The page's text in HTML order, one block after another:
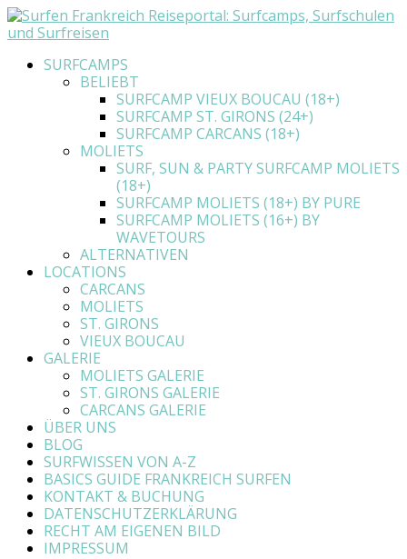
SURFCAMPS
BELIEBT
SURFCAMP VIEUX BOUCAU (18+)
SURFCAMP ST. GIRONS (24+)
SURFCAMP CARCANS (18+)
MOLIETS
SURF, SUN & PARTY SURFCAMP MOLIETS
(18+)
SURFCAMP MOLIETS (18+) BY PURE
SURFCAMP MOLIETS (16+) BY
WAVETOURS
ALTERNATIVEN
LOCATIONS
CARCANS
MOLIETS
ST. GIRONS
VIEUX BOUCAU
GALERIE
MOLIETS GALERIE
ST. GIRONS GALERIE
CARCANS GALERIE
ÜBER UNS
BLOG
SURFWISSEN VON A-Z
BASICS GUIDE FRANKREICH SURFEN
KONTAKT & BUCHUNG
DATENSCHUTZERKLÄRUNG
RECHT AM EIGENEN BILD
IMPRESSUM